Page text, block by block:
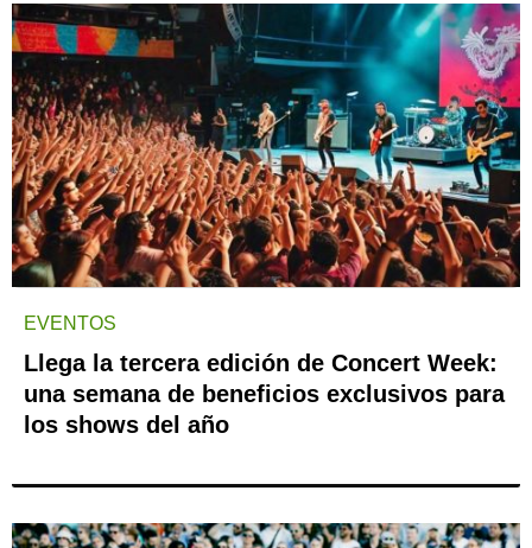
EVENTOS
Llega la tercera edición de Concert Week:
una semana de beneficios exclusivos para
los shows del año